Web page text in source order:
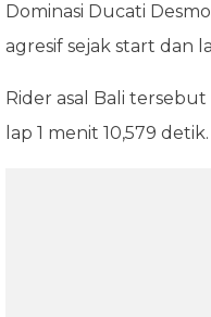
Dominasi Ducati
agresif sejak start dan
Rider asal Bali
lap 1 menit 10,579 detik.